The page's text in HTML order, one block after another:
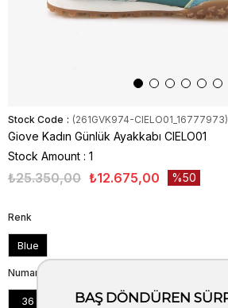
Stock Code (261GVK974-CIELO01_16777973)
Giove Kadın Günlük Ayakkabı CIELO01
Stock Amount : 1
₺25.350,00 ₺12.675,00 50
Renk
Blue
Numara
36 37 38 39 40